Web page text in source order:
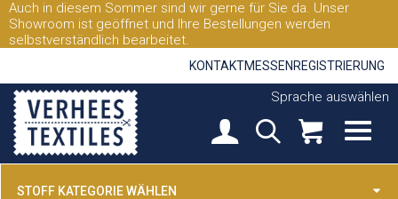
Auch in diesem Sommer sind wir gerne für Sie da. Unser
Showroom ist geöffnet und Ihre Bestellungen werden
selbstverständlich bearbeitet.
KONTAKTMESSEN REGISTRIERUNG
Sprache auswählen
STOFF KATEGORIE WÄHLEN